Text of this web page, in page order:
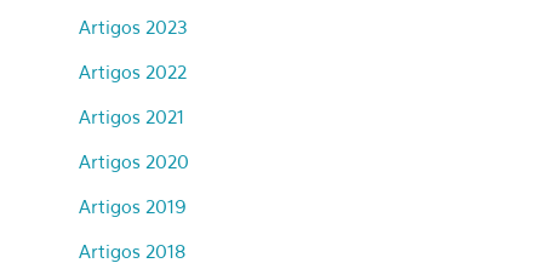
Artigos 2023
Artigos 2022
Artigos 2021
Artigos 2020
Artigos 2019
Artigos 2018